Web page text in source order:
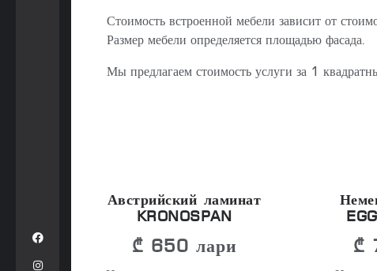
Стоимость встроенной мебели зависит от
Размер мебели определяется площадью фасада.
Мы предлагаем стоимость услуги за 1
Австрийский ламинат
KRONOSPAN
₾ 650 лари ₾